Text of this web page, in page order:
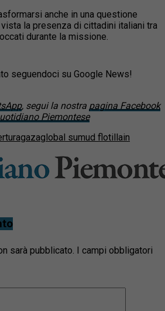
anche in una questione
la presenza di cittadini italiani tra
durante la missione.
seguendoci su Google News!
, segui la nostra pagina Facebook
Piemontese
gazaglobal sumud flotillain
sarà pubblicato. I campi obbligatori